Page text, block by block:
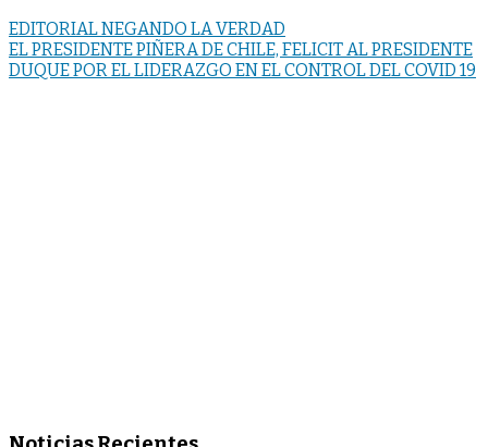
EDITORIAL NEGANDO LA VERDAD
EL PRESIDENTE PIÑERA DE CHILE, FELICIT AL PRESIDENTE
DUQUE POR EL LIDERAZGO EN EL CONTROL DEL COVID 19